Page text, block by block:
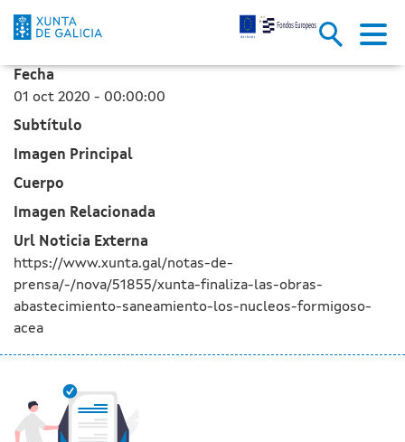
La Xunta finaliza las obras de
Saltar al contenido principal
Fecha
01 oct 2020 - 00:00:00
Subtítulo
Imagen Principal
Cuerpo
Imagen Relacionada
Url Noticia Externa
https://www.xunta.gal/notas-de-
prensa/-/nova/51855/xunta-finaliza-las-obras-
abastecimiento-saneamiento-los-nucleos-formigoso-
acea